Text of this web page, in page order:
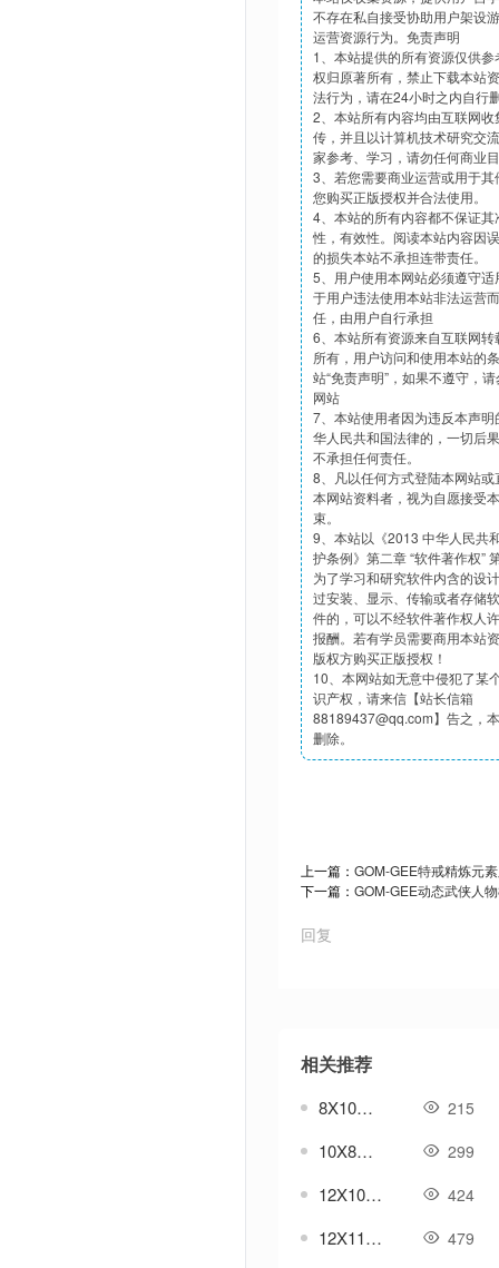
不存在私自接受协助用户架设
运营资源行为。免责声明
1、本站提供的所有资源仅供
权归原著所有，禁止下载本站
法行为，请在24小时之内自行
2、本站所有内容均由互联网
传，并且以计算机技术研究交
家参考、学习，请勿任何商业
3、若您需要商业运营或用于
您购买正版授权并合法使用。
4、本站的所有内容都不保证
性，有效性。阅读本站内容因
的损失本站不承担连带责任。
5、用户使用本网站必须遵守
于用户违法使用本站非法运营
任，由用户自行承担
6、本站所有资源来自互联网
所有，用户访问和使用本站的
站“免责声明”，如果不遵守，
网站
7、本站使用者因为违反本声
华人民共和国法律的，一切后
不承担任何责任。
8、凡以任何方式登陆本网站
本网站资料者，视为自愿接受
束。
9、本站以《2013 中华人民共
护条例》第二章 “软件著作权”
为了学习和研究软件内含的设
过安装、显示、传输或者存储
件的，可以不经软件著作权人
报酬。若有学员需要商用本站
版权方购买正版授权！
10、本网站如无意中侵犯了某
识产权，请来信【站长信箱
88189437@qq.com】告之，
删除。
上一篇： GOM-GEE特戒精炼元
下一篇： GOM-GEE动态武侠人
回复
相关推荐
8X10复古类特殊大背包素材 215
10X8经典复古大背包素材 299
12X10高清复古大背包素材 424
12X11高清复古大背包素材 479